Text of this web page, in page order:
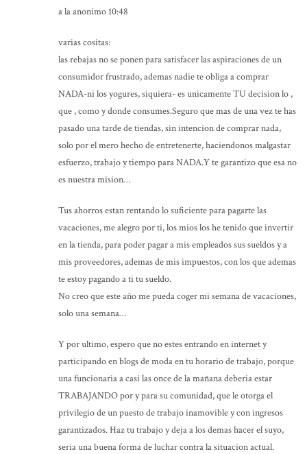
a la anonimo 10:48
varias cositas:
las rebajas no se ponen para satisfacer las aspiraciones de un
consumidor frustrado, ademas nadie te obliga a comprar
NADA-ni los yogures, siquiera- es unicamente TU decision lo ,
que , como y donde consumes.Seguro que mas de una vez te has
pasado una tarde de tiendas, sin intencion de comprar nada,
solo por el mero hecho de entretenerte, haciendonos malgastar
esfuerzo, trabajo y tiempo para NADA.Y te garantizo que esa no
es nuestra mision…
Tus ahorros estan rentando lo suficiente para pagarte las
vacaciones, me alegro por ti, los mios los he tenido que invertir
en la tienda, para poder pagar a mis empleados sus sueldos y a
mis proveedores, ademas de mis impuestos, con los que ademas
te estoy pagando a ti tu sueldo.
No creo que este año me pueda coger mi semana de vacaciones,
solo una semana…
Y por ultimo, espero que no estes entrando en internet y
participando en blogs de moda en tu horario de trabajo, porque
una funcionaria a casi las once de la mañana deberia estar
TRABAJANDO por y para su comunidad, que le otorga el
privilegio de un puesto de trabajo inamovible y con ingresos
garantizados. Haz tu trabajo y deja a los demas hacer el suyo,
seria una buena forma de luchar contra la situacion actual.